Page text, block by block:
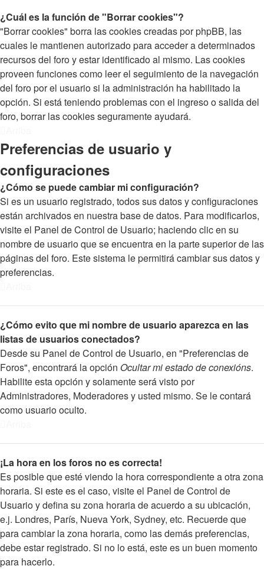
¿Cuál es la función de "Borrar cookies"?
"Borrar cookies" borra las cookies creadas por phpBB, las
cuales le mantienen autorizado para acceder a determinados
recursos del foro y estar identificado al mismo. Las cookies
proveen funciones como leer el seguimiento de la navegación
del foro por el usuario si la administración ha habilitado la
opción. Si está teniendo problemas con el ingreso o salida del
foro, borrar las cookies seguramente ayudará.
Preferencias de usuario y
configuraciones
¿Cómo se puede cambiar mi configuración?
Si es un usuario registrado, todos sus datos y configuraciones
están archivados en nuestra base de datos. Para modificarlos,
visite el Panel de Control de Usuario; haciendo clic en su
nombre de usuario que se encuentra en la parte superior de las
páginas del foro. Este sistema le permitirá cambiar sus datos y
preferencias.
¿Cómo evito que mi nombre de usuario aparezca en las
listas de usuarios conectados?
Desde su Panel de Control de Usuario, en "Preferencias de
Foros", encontrará la opción Ocultar mi estado de conexións.
Habilite esta opción y solamente será visto por
Administradores, Moderadores y usted mismo. Se le contará
como usuario oculto.
¡La hora en los foros no es correcta!
Es posible que esté viendo la hora correspondiente a otra zona
horaria. Si este es el caso, visite el Panel de Control de
Usuario y defina su zona horaria de acuerdo a su ubicación,
e.j. Londres, París, Nueva York, Sydney, etc. Recuerde que
para cambiar la zona horaria, como las demás preferencias,
debe estar registrado. Si no lo está, este es un buen momento
para hacerlo.